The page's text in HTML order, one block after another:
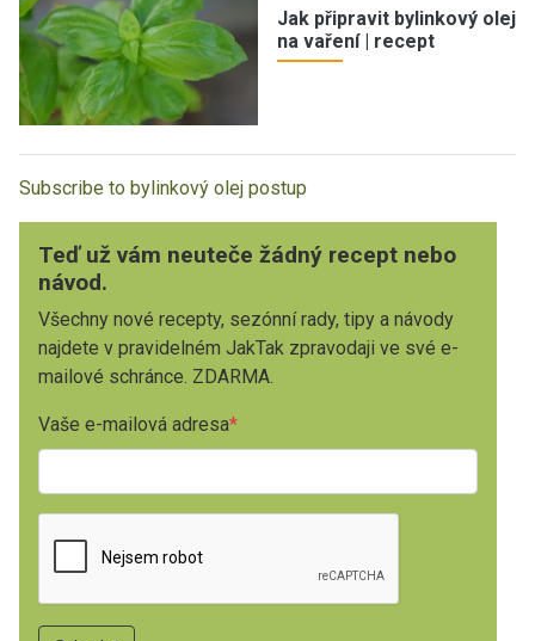
Jak připravit bylinkový olej
na vaření | recept
Subscribe to bylinkový olej postup
Teď už vám neuteče žádný recept nebo
návod.
Všechny nové recepty, sezónní rady, tipy a návody
najdete v pravidelném JakTak zpravodaji ve své e-
mailové schránce. ZDARMA.
Vaše e-mailová adresa